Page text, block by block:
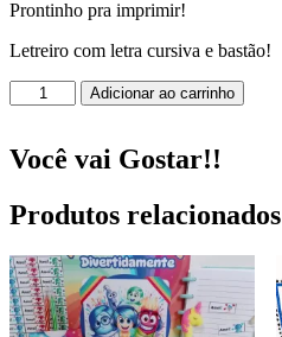
Prontinho pra imprimir!
Letreiro com letra cursiva e bastão!
Cantinho
da
-
Alice
País
Maravilhas!
quantidade
Adicionar ao carrinho
Você vai Gostar!!
Produtos relacionados